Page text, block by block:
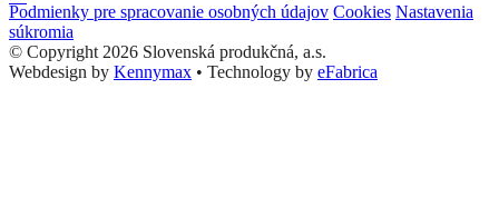
Podmienky pre spracovanie osobných údajov Cookies Nastavenia
súkromia
© Copyright 2026 Slovenská produkčná, a.s.
Webdesign by Kennymax • Technology by eFabrica